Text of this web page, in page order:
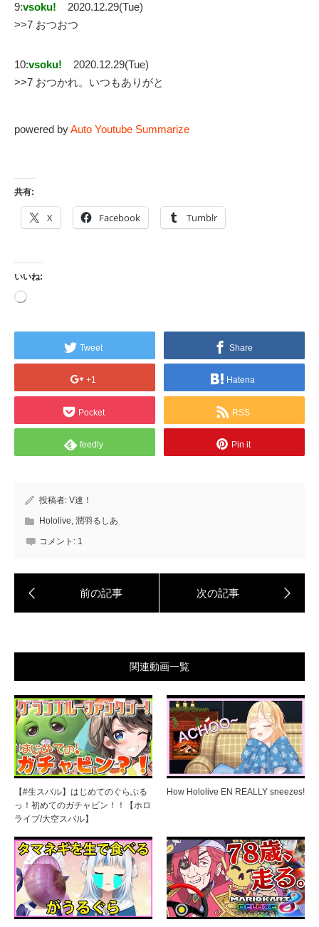
9:vsoku!
2020.12.29(Tue)
>>7 おつおつ
10:vsoku!
2020.12.29(Tue)
>>7 おつかれ。いつもありがと
powered byAuto Youtube Summarize
共有:
X Facebook Tumblr
いいね:
読
Tweet
Share
+1 Hatena
Pocket RSS
feedly Pin it
投稿者: V速！
Hololive, 潤羽るしあ
コメント: 1
関連動画一覧
【#生スバル】はじめてのぐらぶる
っ！初めてのガチャピン！！【ホロ
ライブ/大空スバル】
How Hololive EN REALLY sneezes!